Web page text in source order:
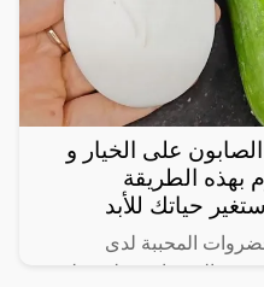
على الخيار و
بهذه الطريقة
حياتك للأبد
المحببة لدى
من السعرات وطعمه لذيذ